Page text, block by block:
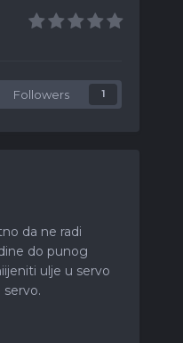
Followers 1
da ne radi
do punog
ulje u servo